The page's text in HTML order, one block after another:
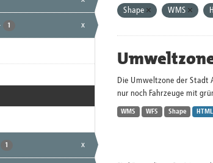
1 x
1 x
Shape WMS
Die Umweltzone der Stadt
nur noch Fahrzeuge mit
WMS WFS Shape HTML